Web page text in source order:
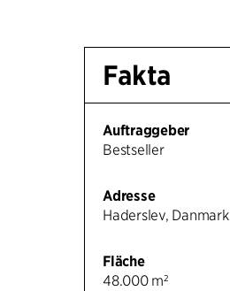
Fakta
Auftraggeber
Bestseller
Adresse
Haderslev, Danmark
Fläche
48.000 m²